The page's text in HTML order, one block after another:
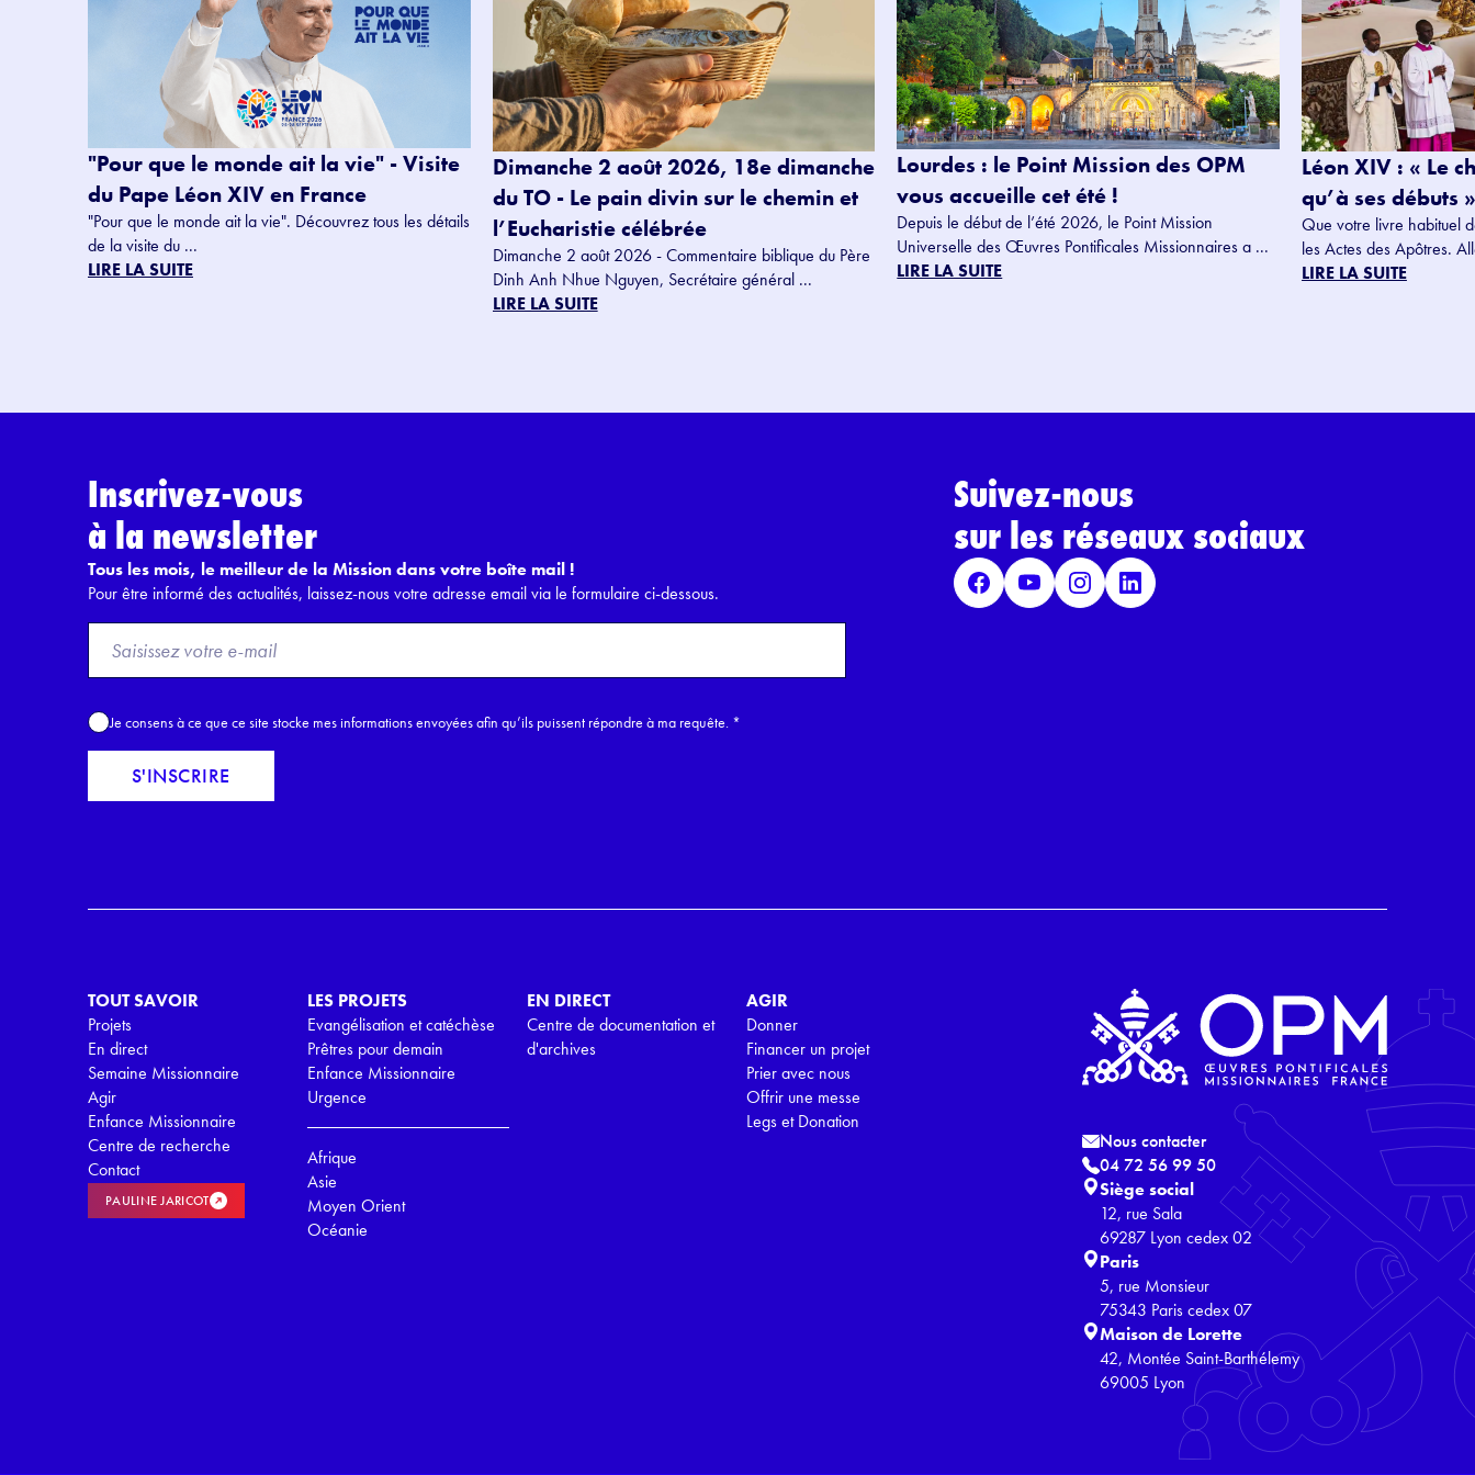
"Pour que le monde ait la vie" - Visite
du Pape Léon XIV en France
"Pour que le monde ait la vie". Découvrez tous les détails
de la visite du ...
LIRE LA SUITE
Dimanche 2 août 2026, 18e dimanche
du TO - Le pain divin sur le chemin et
l’Eucharistie célébrée
Dimanche 2 août 2026 - Commentaire biblique du Père
Dinh Anh Nhue Nguyen, Secrétaire général ...
LIRE LA SUITE
Lourdes : le Point Mission des OPM
vous accueille cet été !
Depuis le début de l’été 2026, le Point Mission
Universelle des Œuvres Pontificales Missionnaires a ...
LIRE LA SUITE
Léon XIV : « Le
qu’à ses débuts
Que votre livre habituel
les Actes des Apôtres.
LIRE LA SUITE
Inscrivez-vous
à la newsletter
Tous les mois, le meilleur de la Mission dans votre boîte mail !
Pour être informé des actualités, laissez-nous votre adresse email via le formulaire ci-dessous.
o
E
m
i
A
c
P
Je consens à ce que ce site stocke mes informations envoyées afin qu’ils puissent répondre à ma requête. *
S'INSCRIRE
Suivez-nous
sur les réseaux sociaux
TOUT SAVOIR
Projets
En direct
Semaine Missionnaire
Agir
Enfance Missionnaire
Centre de recherche
Contact
PAULINE JARICOT
LES PROJETS
Evangélisation et catéchèse
Prêtres pour demain
Enfance Missionnaire
Urgence
Afrique
Asie
Moyen Orient
Océanie
EN DIRECT
Centre de documentation et
d'archives
AGIR
Donner
Financer un projet
Prier avec nous
Offrir une messe
Legs et Donation
Nous contacter
04 72 56 99 50
Siège social
12, rue Sala
69287 Lyon cedex 02
Paris
5, rue Monsieur
75343 Paris cedex 07
Maison de Lorette
42, Montée Saint-Barthélemy
69005 Lyon